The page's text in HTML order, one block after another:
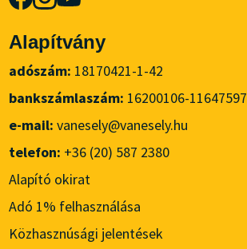
Alapítvány
adószám: 18170421-1-42
bankszámlaszám: 16200106-11647597
e-mail:vanesely@vanesely.hu
telefon: +36 (20) 587 2380
Alapító okirat
Adó 1% felhasználása
Közhasznúsági jelentések